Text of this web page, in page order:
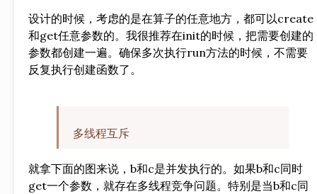
设计的时候，考虑的是在算子的任意地方，都可以create
和get任意参数的。我很推荐在init的时候，把需要创建的
参数都创建一遍。确保多次执行run方法的时候，不需要
反复执行创建函数了。
多线程互斥
就拿下面的图来说，b和c是并发执行的。如果b和c同时
get一个参数，就存在多线程竞争问题。特别是当b和c同